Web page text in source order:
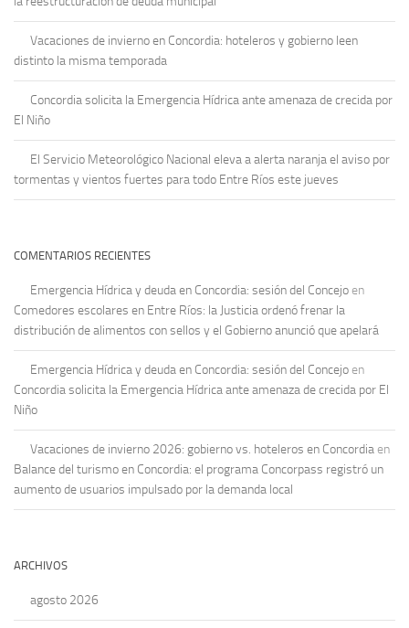
Vacaciones de invierno en Concordia: hoteleros y gobierno leen
distinto la misma temporada
Concordia solicita la Emergencia Hídrica ante amenaza de crecida por
El Niño
El Servicio Meteorológico Nacional eleva a alerta naranja el aviso por
tormentas y vientos fuertes para todo Entre Ríos este jueves
COMENTARIOS RECIENTES
Emergencia Hídrica y deuda en Concordia: sesión del Concejo en
Comedores escolares en Entre Ríos: la Justicia ordenó frenar la
distribución de alimentos con sellos y el Gobierno anunció que apelará
Emergencia Hídrica y deuda en Concordia: sesión del Concejo en
Concordia solicita la Emergencia Hídrica ante amenaza de crecida por El
Niño
Vacaciones de invierno 2026: gobierno vs. hoteleros en Concordia en
Balance del turismo en Concordia: el programa Concorpass registró un
aumento de usuarios impulsado por la demanda local
ARCHIVOS
agosto 2026